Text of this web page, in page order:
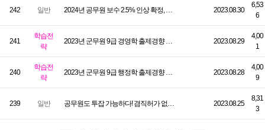
242 일반 2024년 공무원 보수 2.5% 인상 확정, 내년 월급 실수령액 얼마일까? 2023.08.30
6,53
6
241
학습전
략
2023년 군무원 9급 경영학 출제경향 및 학습법 2023.08.29
4,00
1
240
학습전
략
2023년 군무원 9급 행정학 출제경향 및 학습법 2023.08.28
4,00
9
239 일반 공무원도 투잡 가능하다! 겸직허가 없이도 가능한 부업부터 합법적 겸직 기준까지! 2023.08.25
8,31
3